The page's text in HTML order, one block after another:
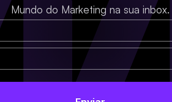
Mundo do Marketing na sua inbox.